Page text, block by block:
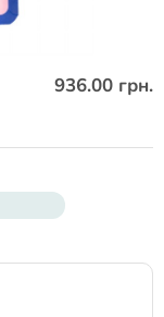
936.00 грн.